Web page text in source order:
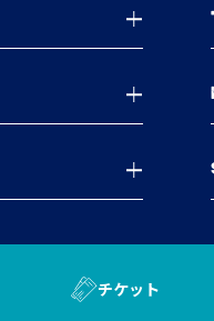
チケット